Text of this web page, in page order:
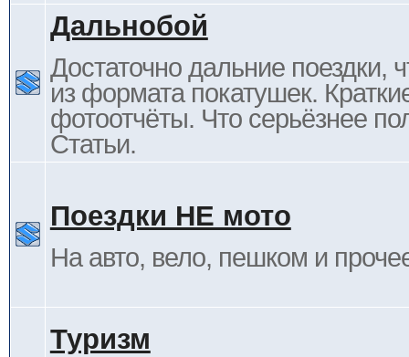
Дальнобой
Достаточно дальние поездки,
из формата покатушек.
фотоотчёты. Что серьёзнее
Статьи.
Поездки НЕ мото
На авто, вело, пешком и
Туризм